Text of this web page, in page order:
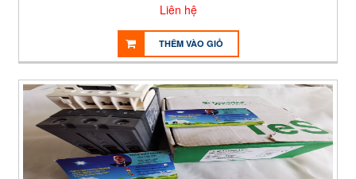
Liên hệ
THÊM VÀO GIỎ